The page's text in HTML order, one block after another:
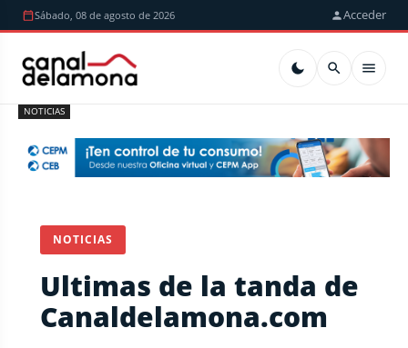
Sábado, 08 de agosto de 2026 Acceder
NOTICIAS
NOTICIAS
Ultimas de la tanda de
Canaldelamona.com